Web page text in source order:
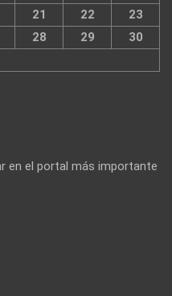
21 22
23
28 29
30
en el portal más importante